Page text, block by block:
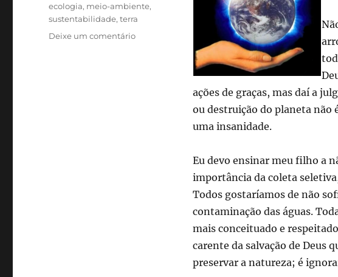
ações de graças, mas daí a
ou destruição do planeta não
uma insanidade.
Eu devo ensinar meu filho a
importância da coleta
Todos gostaríamos de não
contaminação das águas.
mais conceituado e
carente da salvação de Deus
preservar a natureza; é
Tags
ecologia, meio-ambiente,
sustentabilidade,terra
Deixe um comentárioem
Sustentabilidade